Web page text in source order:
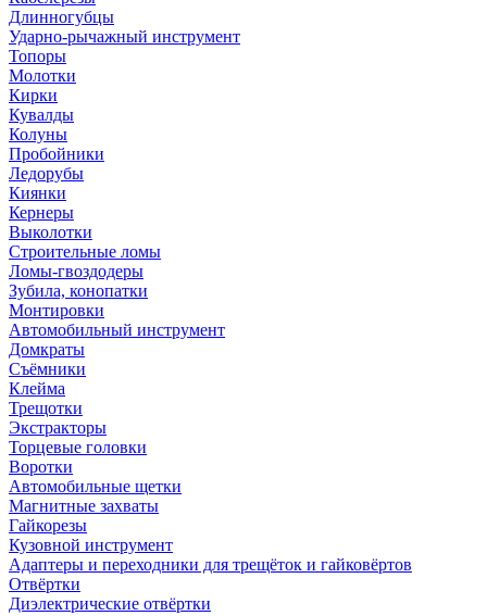
Длинногубцы
Ударно-рычажный инструмент
Топоры
Молотки
Кирки
Кувалды
Колуны
Пробойники
Ледорубы
Киянки
Кернеры
Выколотки
Строительные ломы
Ломы-гвоздодеры
Зубила, конопатки
Монтировки
Автомобильный инструмент
Домкраты
Съёмники
Клейма
Трещотки
Экстракторы
Торцевые головки
Воротки
Автомобильные щетки
Магнитные захваты
Гайкорезы
Кузовной инструмент
Адаптеры и переходники для трещёток и гайковёртов
Отвёртки
Диэлектрические отвёртки